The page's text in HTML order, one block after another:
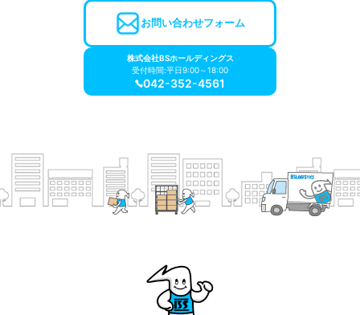
お問い合わせフォーム
株式会社BSホールディングス
受付時間:平日9:00～18:00
042-352-4561